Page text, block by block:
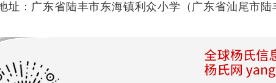
址：广东省陆丰市东海镇利众小学（广东省汕尾市陆